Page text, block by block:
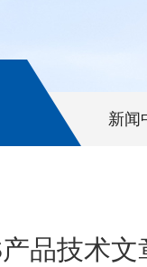
新闻
品技术文